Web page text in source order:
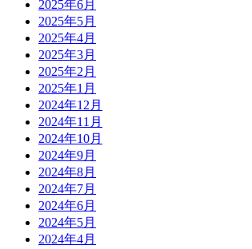
2025年6月
2025年5月
2025年4月
2025年3月
2025年2月
2025年1月
2024年12月
2024年11月
2024年10月
2024年9月
2024年8月
2024年7月
2024年6月
2024年5月
2024年4月